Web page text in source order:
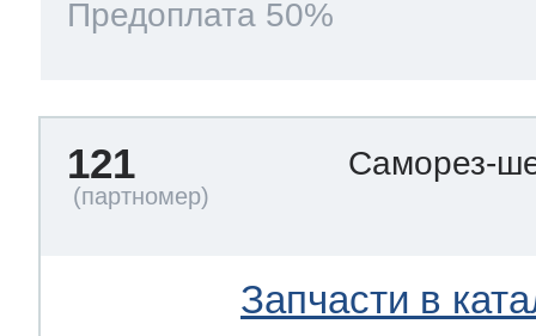
Предоплата 50%
121 Саморез-
Запчасти в